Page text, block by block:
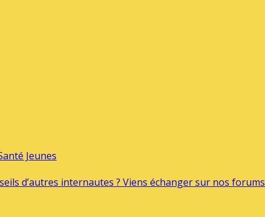
Jeunes
d’autres internautes ? Viens échanger sur nos forums